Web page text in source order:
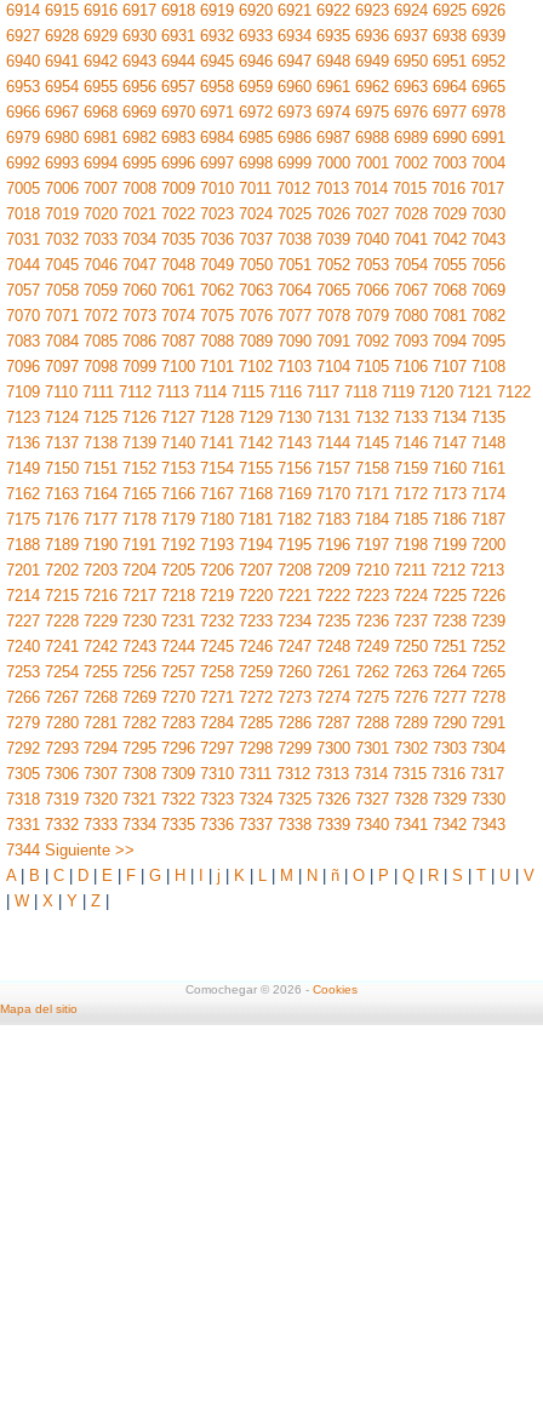
6914 6915 6916 6917 6918 6919 6920 6921 6922 6923 6924 6925 6926
6927 6928 6929 6930 6931 6932 6933 6934 6935 6936 6937 6938 6939
6940 6941 6942 6943 6944 6945 6946 6947 6948 6949 6950 6951 6952
6953 6954 6955 6956 6957 6958 6959 6960 6961 6962 6963 6964 6965
6966 6967 6968 6969 6970 6971 6972 6973 6974 6975 6976 6977 6978
6979 6980 6981 6982 6983 6984 6985 6986 6987 6988 6989 6990 6991
6992 6993 6994 6995 6996 6997 6998 6999 7000 7001 7002 7003 7004
7005 7006 7007 7008 7009 7010 7011 7012 7013 7014 7015 7016 7017
7018 7019 7020 7021 7022 7023 7024 7025 7026 7027 7028 7029 7030
7031 7032 7033 7034 7035 7036 7037 7038 7039 7040 7041 7042 7043
7044 7045 7046 7047 7048 7049 7050 7051 7052 7053 7054 7055 7056
7057 7058 7059 7060 7061 7062 7063 7064 7065 7066 7067 7068 7069
7070 7071 7072 7073 7074 7075 7076 7077 7078 7079 7080 7081 7082
7083 7084 7085 7086 7087 7088 7089 7090 7091 7092 7093 7094 7095
7096 7097 7098 7099 7100 7101 7102 7103 7104 7105 7106 7107 7108
7109 7110 7111 7112 7113 7114 7115 7116 7117 7118 7119 7120 7121 7122
7123 7124 7125 7126 7127 7128 7129 7130 7131 7132 7133 7134 7135
7136 7137 7138 7139 7140 7141 7142 7143 7144 7145 7146 7147 7148
7149 7150 7151 7152 7153 7154 7155 7156 7157 7158 7159 7160 7161
7162 7163 7164 7165 7166 7167 7168 7169 7170 7171 7172 7173 7174
7175 7176 7177 7178 7179 7180 7181 7182 7183 7184 7185 7186 7187
7188 7189 7190 7191 7192 7193 7194 7195 7196 7197 7198 7199 7200
7201 7202 7203 7204 7205 7206 7207 7208 7209 7210 7211 7212 7213
7214 7215 7216 7217 7218 7219 7220 7221 7222 7223 7224 7225 7226
7227 7228 7229 7230 7231 7232 7233 7234 7235 7236 7237 7238 7239
7240 7241 7242 7243 7244 7245 7246 7247 7248 7249 7250 7251 7252
7253 7254 7255 7256 7257 7258 7259 7260 7261 7262 7263 7264 7265
7266 7267 7268 7269 7270 7271 7272 7273 7274 7275 7276 7277 7278
7279 7280 7281 7282 7283 7284 7285 7286 7287 7288 7289 7290 7291
7292 7293 7294 7295 7296 7297 7298 7299 7300 7301 7302 7303 7304
7305 7306 7307 7308 7309 7310 7311 7312 7313 7314 7315 7316 7317
7318 7319 7320 7321 7322 7323 7324 7325 7326 7327 7328 7329 7330
7331 7332 7333 7334 7335 7336 7337 7338 7339 7340 7341 7342 7343
7344 Siguiente >>
A| B C D E F G H j K L M N ñ O P Q R S T U
V
W X Y Z
Comochegar © 2026 - Cookies
Mapa del sitio